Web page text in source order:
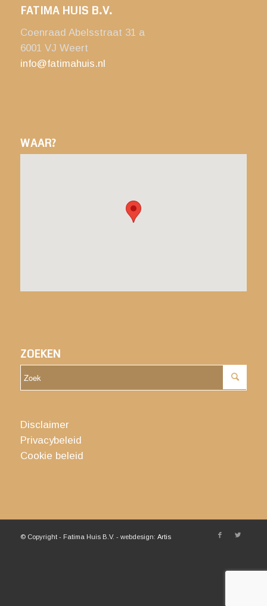
FATIMA HUIS B.V.
Coenraad Abelsstraat 31 a
6001 VJ Weert
info@fatimahuis.nl
WAAR?
ZOEKEN
Disclaimer
Privacybeleid
Cookie beleid
© Copyright - Fatima Huis B.V. - webdesign: Artis